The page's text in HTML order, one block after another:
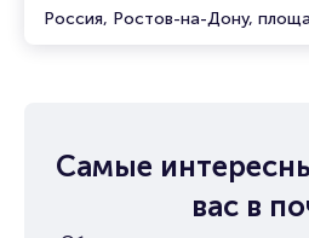
Россия, Ростов-на-Дону,
Самые
вас в